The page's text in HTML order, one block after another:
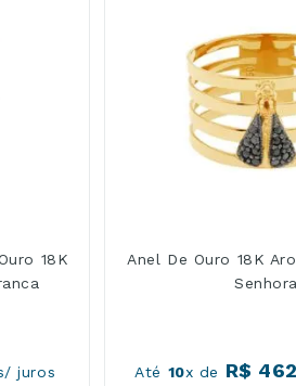
18K
juros
Anel De Ouro 18K
Senhora
Até 10x de R$ 462